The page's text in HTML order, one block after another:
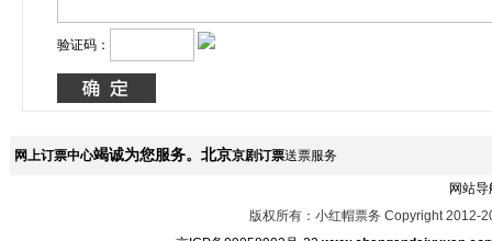
验证码：
网上订票中心竭诚为您服务。北京京剧订票送票服务
网站导
版权所有：小红帽票务 Copyright 2012-